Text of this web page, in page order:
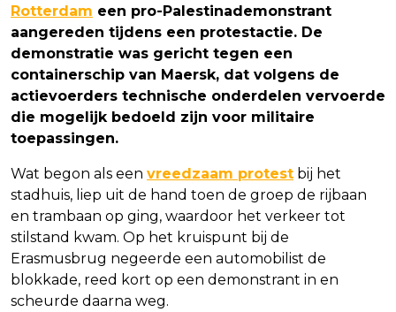
Rotterdam een pro-Palestinademonstrant
aangereden tijdens een protestactie. De
demonstratie was gericht tegen een
containerschip van Maersk, dat volgens de
actievoerders technische onderdelen vervoerde
die mogelijk bedoeld zijn voor militaire
toepassingen.
Wat begon als een vreedzaam protest bij het
stadhuis, liep uit de hand toen de groep de rijbaan
en trambaan op ging, waardoor het verkeer tot
stilstand kwam. Op het kruispunt bij de
Erasmusbrug negeerde een automobilist de
blokkade, reed kort op een demonstrant in en
scheurde daarna weg.